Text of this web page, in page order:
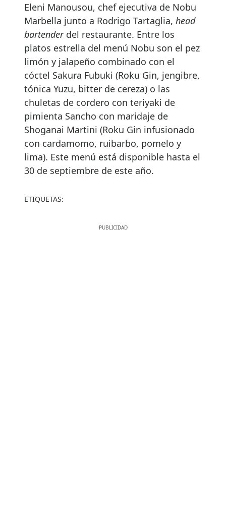
Eleni Manousou, chef ejecutiva de Nobu
Marbella junto a Rodrigo Tartaglia, head
bartenderdel restaurante. Entre los
platos estrella del menú Nobu son el pez
limón y jalapeño combinado con el
cóctel Sakura Fubuki (Roku Gin, jengibre,
tónica Yuzu, bitter de cereza) o las
chuletas de cordero con teriyaki de
pimienta Sancho con maridaje de
Shoganai Martini (Roku Gin infusionado
con cardamomo, ruibarbo, pomelo y
lima). Este menú está disponible hasta el
30 de septiembre de este año.
ETIQUETAS: